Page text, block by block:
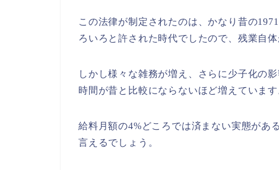
この法律が制定されたのは、かなり昔の
ろいろと許された時代でしたので、残業自
しかし様々な雑務が増え、さらに少子化の
時間が昔と比較にならないほど増えています
給料月額の4%どころでは済まない実態があ
言えるでしょう。